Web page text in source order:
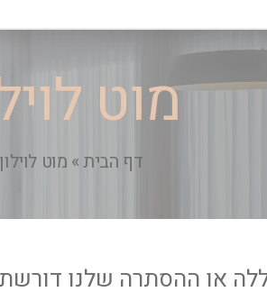
מוט
דף הבית» מוט לוילון
או ההסתרה שלנו